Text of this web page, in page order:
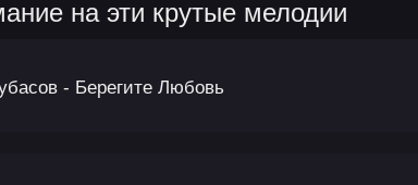
на эти крутые мелодии
- Берегите Любовь